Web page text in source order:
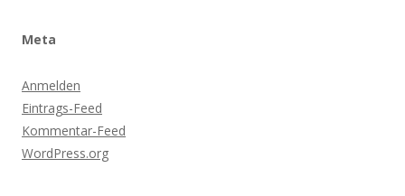
Meta
Anmelden
Eintrags-Feed
Kommentar-Feed
WordPress.org